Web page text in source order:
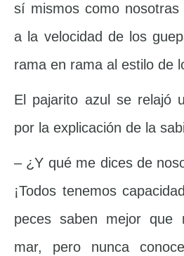
sí mismos como
a la velocidad de los
rama en rama al estilo de
El pajarito azul se relajó
por la explicación de la
– ¿Y qué me dices de
¡Todos tenemos
peces saben mejor que
mar, pero nunca